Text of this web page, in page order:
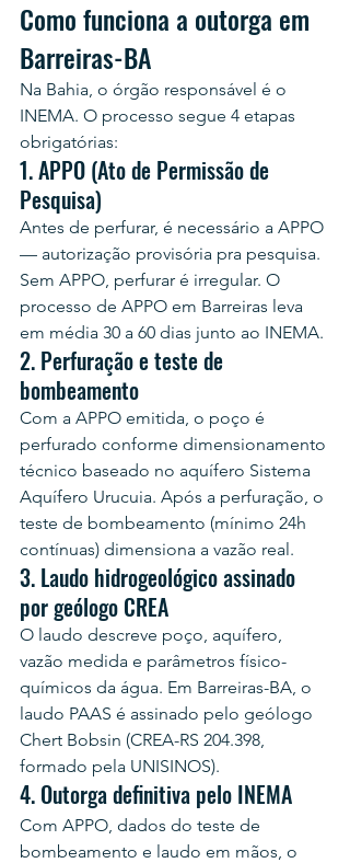
Como funciona a outorga em
Barreiras-BA
Na Bahia, o órgão responsável é o
INEMA. O processo segue 4 etapas
obrigatórias:
1. APPO (Ato de Permissão de
Pesquisa)
Antes de perfurar, é necessário a APPO
— autorização provisória pra pesquisa.
Sem APPO, perfurar é irregular. O
processo de APPO em Barreiras leva
em média 30 a 60 dias junto ao INEMA.
2. Perfuração e teste de
bombeamento
Com a APPO emitida, o poço é
perfurado conforme dimensionamento
técnico baseado no aquífero Sistema
Aquífero Urucuia. Após a perfuração, o
teste de bombeamento (mínimo 24h
contínuas) dimensiona a vazão real.
3. Laudo hidrogeológico assinado
por geólogo CREA
O laudo descreve poço, aquífero,
vazão medida e parâmetros físico-
químicos da água. Em Barreiras-BA, o
laudo PAAS é assinado pelo geólogo
Chert Bobsin (CREA-RS 204.398,
formado pela UNISINOS).
4. Outorga definitiva pelo INEMA
Com APPO, dados do teste de
bombeamento e laudo em mãos, o